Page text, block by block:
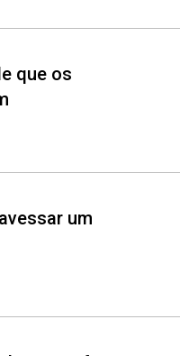
que os
um